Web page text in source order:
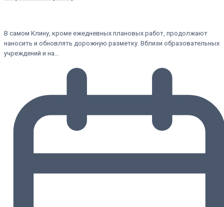
В самом Клину, кроме ежедневных плановых работ, продолжают
наносить и обновлять дорожную разметку. Вблизи образовательных
учреждений и на…